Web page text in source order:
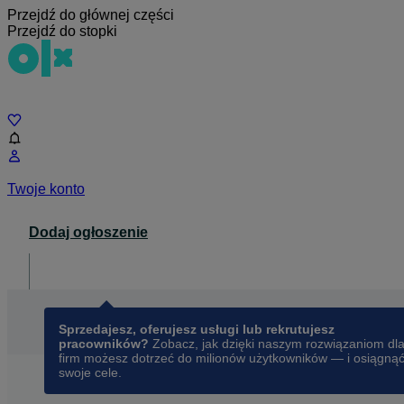
Przejdź do głównej części
Przejdź do stopki
Twoje konto
Dodaj ogłoszenie
Sprzedajesz, oferujesz usługi lub rekrutujesz
pracowników? Zobacz, jak dzięki naszym rozwiązaniom dla
firm możesz dotrzeć do milionów użytkowników — i osiągnąć
swoje cele.